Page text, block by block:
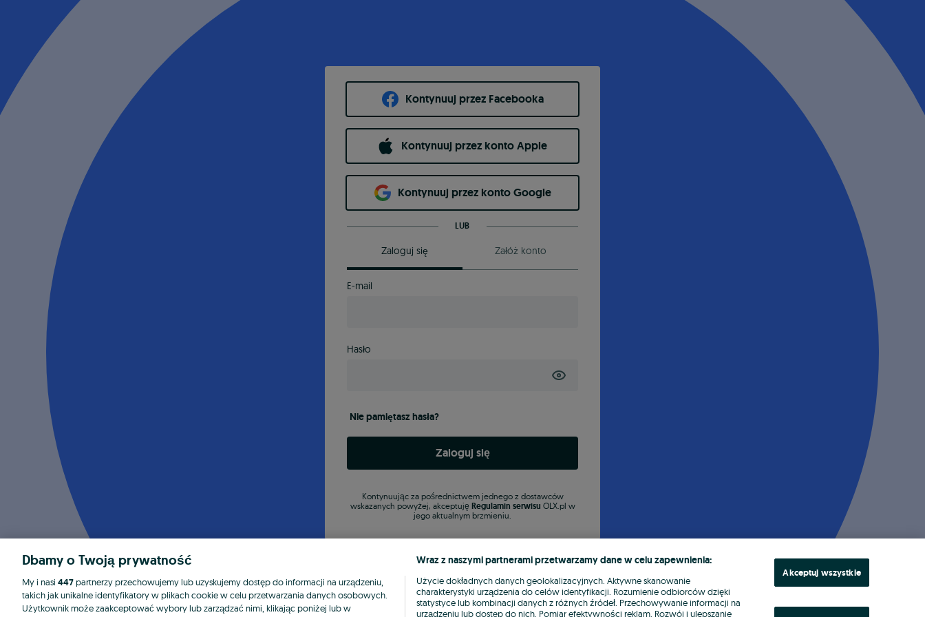
Kontynuuj przez Facebooka
Kontynuuj przez konto Apple
Kontynuuj przez konto Google
LUB
Zaloguj się Załóż konto
E-mail
Hasło
Nie pamiętasz hasła?
Zaloguj się
Kontynuując za pośrednictwem jednego z dostawców
wskazanych powyżej, akceptuję Regulamin serwisu OLX.pl w
jego aktualnym brzmieniu.
Dbamy o Twoją prywatność
My i nasi 447partnerzy przechowujemy lub uzyskujemy dostęp do informacji na urządzeniu,
takich jak unikalne identyfikatory w plikach cookie w celu przetwarzania danych osobowych.
Użytkownik może zaakceptować wybory lub zarządzać nimi, klikając poniżej lub w
Wraz z naszymi partnerami przetwarzamy dane w celu zapewnienia:
Użycie dokładnych danych geolokalizacyjnych. Aktywne skanowanie
charakterystyki urządzenia do celów identyfikacji. Rozumienie odbiorców dzięki
statystyce lub kombinacji danych z różnych źródeł. Przechowywanie informacji na
urządzeniu lub dostęp do nich. Pomiar efektywności reklam. Rozwój i ulepszanie
Akceptuj wszystkie